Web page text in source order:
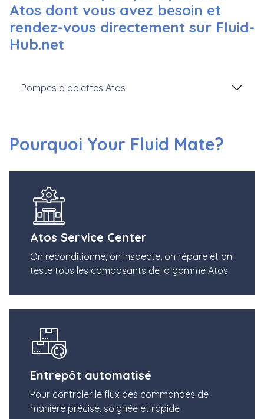
Atos dont vous avez besoin et
rendez-vous directement sur Fluid-
Hub.net
Pompes à palettes Atos
Pourquoi Your Fluid Mate?
Atos Service Center
On reconditionne, on inspecte, on répare et on
teste tous les composants de la gamme Atos
Entrepôt automatisé
Pour contrôler le flux des commandes de
manière précise, soignée et rapide